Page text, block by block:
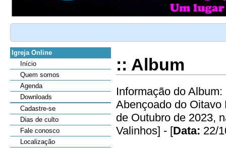
Igreja Online
Início
Quem somos
Agenda
Downloads
Cadastre-se
Dias de culto
Fale conosco
Localização
:: Album
Informação do Album:
Abençoado do
de Outubro de 2023,
Valinhos] - [Data: 22/